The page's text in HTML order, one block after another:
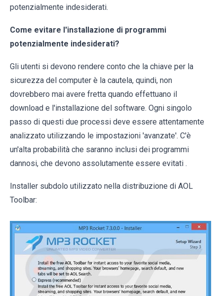
potenzialmente indesiderati.
Come evitare l'installazione di programmi
potenzialmente indesiderati?
Gli utenti si devono rendere conto che la chiave per la
sicurezza del computer è la cautela, quindi, non
dovrebbero mai avere fretta quando effettuano il
download e l'installazione del software. Ogni singolo
passo di questi due processi deve essere attentamente
analizzato utilizzando le impostazioni 'avanzate'. C'è
un'alta probabilità che saranno inclusi dei programmi
dannosi, che devono assolutamente essere evitati .
Installer subdolo utilizzato nella distribuzione di AOL
Toolbar: